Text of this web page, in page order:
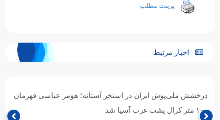
پرینت مطلب
اخبار مرتبط
درخشش ملی‌پوش ایران در استخر آستانه؛ هومر عباسی قهرمان
۱۰۰ متر کرال پشت غرب آسیا شد